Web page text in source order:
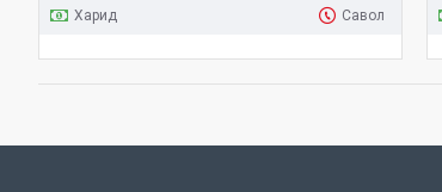
Харид Савол